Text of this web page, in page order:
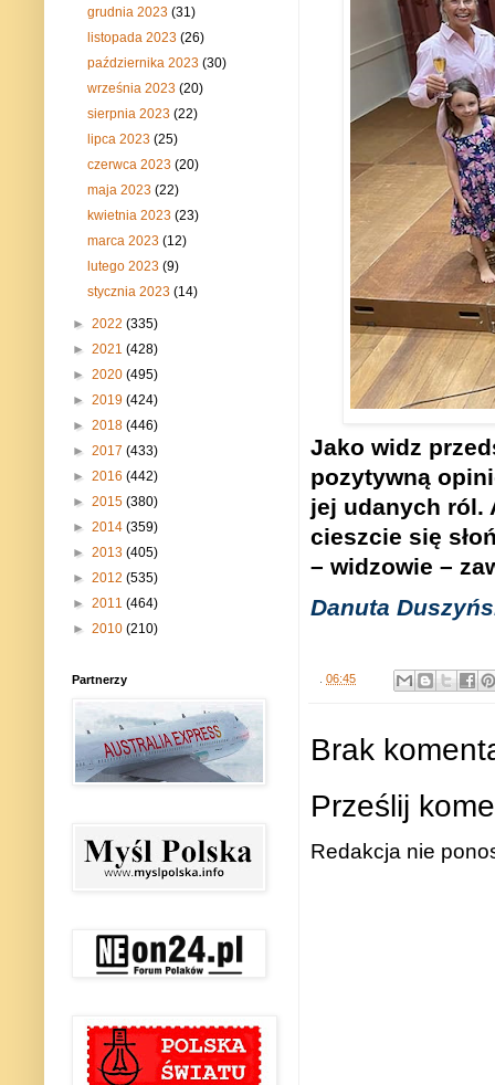
Jako widz
pozytywną opini
jej udanych ról.
cieszcie się sło
– widzowie –
Danuta Duszyń
06:45
Brak
Prześlij
Redakcja nie
grudnia 2023(31)
listopada 2023(26)
października 2023(30)
września 2023(20)
sierpnia 2023(22)
lipca 2023(25)
czerwca 2023(20)
maja 2023(22)
kwietnia 2023(23)
marca 2023(12)
lutego 2023(9)
stycznia 2023(14)
► 2022 (335)
► 2021 (428)
► 2020 (495)
► 2019 (424)
► 2018 (446)
► 2017 (433)
► 2016 (442)
► 2015 (380)
► 2014 (359)
► 2013 (405)
► 2012 (535)
► 2011 (464)
► 2010 (210)
Partnerzy